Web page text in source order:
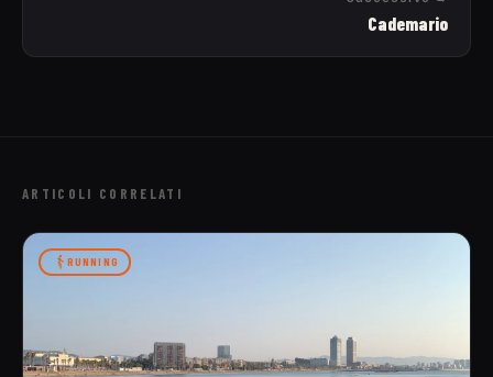
Cademario
ARTICOLI CORRELATI
RUNNING